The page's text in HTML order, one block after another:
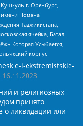
г. Оренбург,
имени Номана
Таджикистана,
ячейка, Батал-
Которая Улыбается,
корпус
i-ekstremistskie-
16.11.2023
и религиозных
принято
о ликвидации или